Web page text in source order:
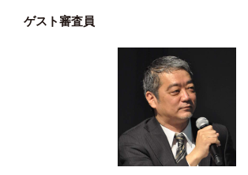
ゲスト審査員